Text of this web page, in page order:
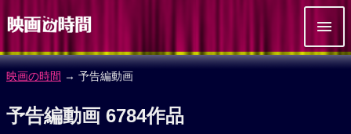
映画の時間 → 予告編動画
予告編動画 6784作品